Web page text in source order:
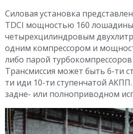
Силовая установка
TDCI мощностью 160
четырехцилиндровым
одним компрессором и
либо парой
Трансмиссия может быть 6-ти
ти иди 10-ти ступенчатой
задне- или полноприводном